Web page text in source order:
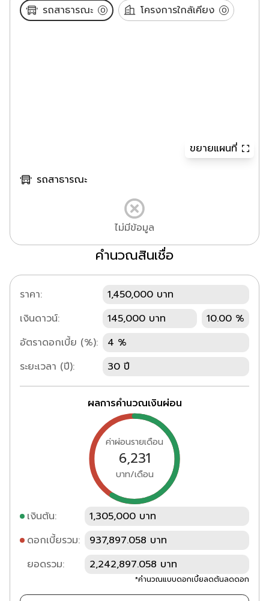
ขยายแผนที่
รถสาธารณะ
ไม่มีข้อมูล
รถสาธารณะ 0 โครงการใกล้เคียง 0
คำนวณสินเชื่อ
ราคา:
1,450,000 บาท
เงินดาวน์:
145,000 บาท
10.00 %
อัตราดอกเบี้ย (%):
4 %
ระยะเวลา (ปี):
30 ปี
ผลการคำนวณเงินผ่อน
ค่าผ่อนรายเดือน
6,231
บาท/เดือน
เงินต้น:
1,305,000 บาท
ดอกเบี้ยรวม:
937,897.058 บาท
ยอดรวม:
2,242,897.058 บาท
*คำนวณแบบดอกเบี้ยลดต้นลดดอก